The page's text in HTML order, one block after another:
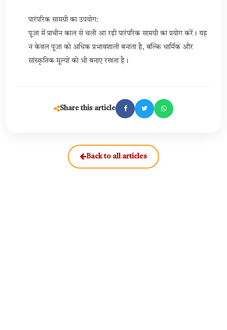
पारंपरिक सामग्री का उपयोग:
पूजा में प्राचीन काल से चली आ रही पारंपरिक सामग्री का प्रयोग करें। यह
न केवल पूजा को अधिक प्रभावशाली बनाता है, बल्कि धार्मिक और
सांस्कृतिक मूल्यों को भी बनाए रखता है।
Share this article
Back to all articles